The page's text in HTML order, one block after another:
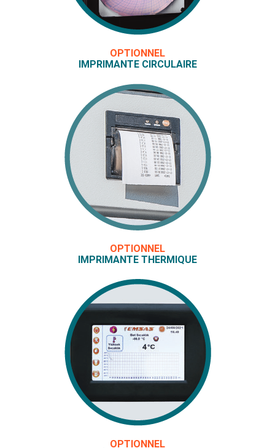
OPTIONNEL
IMPRIMANTE CIRCULAIRE
OPTIONNEL
IMPRIMANTE THERMIQUE
OPTIONNEL